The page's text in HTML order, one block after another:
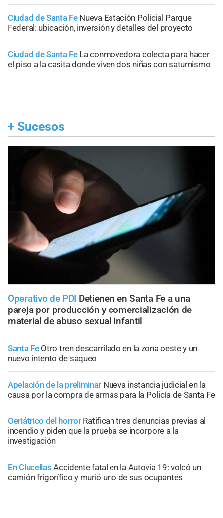
Ciudad de Santa Fe Nueva Estación Policial Parque
Federal: ubicación, inversión y detalles del proyecto
Ciudad de Santa Fe La conmovedora colecta para hacer
el piso a la casita donde viven dos niñas con saturnismo
+ Sucesos
Operativo de PDI Detienen en Santa Fe a una
pareja por producción y comercialización de
material de abuso sexual infantil
Santa Fe Otro tren descarrilado en la zona oeste y un
nuevo intento de saqueo
Apelación de la preliminar Nueva instancia judicial en la
causa por la compra de armas para la Policía de Santa Fe
Geriátrico del horror Ratifican tres denuncias previas al
incendio y piden que la prueba se incorpore a la
investigación
En Clucellas Accidente fatal en la Autovía 19: volcó un
camión frigorífico y murió uno de sus ocupantes